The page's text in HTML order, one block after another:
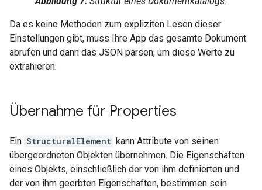
Da es keine Methoden zum expliziten Lesen dieser
Einstellungen gibt, muss Ihre App das gesamte Dokument
abrufen und dann das JSON parsen, um diese Werte zu
extrahieren.
Übernahme für Properties
Ein StructuralElement kann Attribute von seinen
übergeordneten Objekten übernehmen. Die Eigenschaften
eines Objekts, einschließlich der von ihm definierten und
der von ihm geerbten Eigenschaften, bestimmen sein